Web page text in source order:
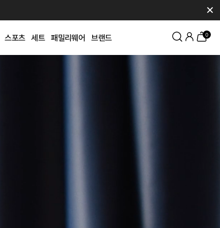
✕
스포츠 세트 패밀리웨어 브랜드 0